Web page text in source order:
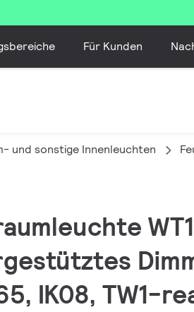
Für Kunden
und sonstige Innenleuchten
IK08, TW1-